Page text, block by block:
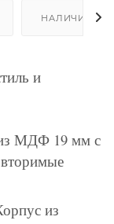
НАЛИЧИЕ
и
МДФ 19 мм с
из